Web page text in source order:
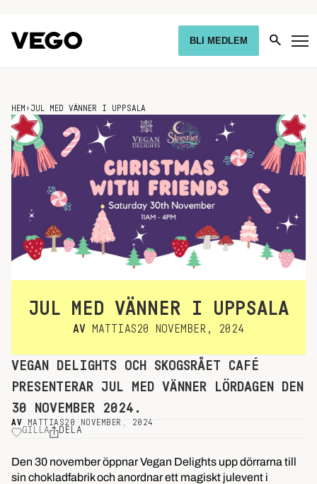
BLI MEDLEM
HEM › JUL MED VÄNNER I UPPSALA
JUL MED VÄNNER I UPPSALA
AV MATTIAS20 NOVEMBER, 2024
VEGAN DELIGHTS OCH SKOGSRÅET CAFÉ
PRESENTERAR JUL MED VÄNNER LÖRDAGEN DEN
30 NOVEMBER 2024.
AV MATTIAS20 NOVEMBER, 2024
GILLA DELA
Den 30 november öppnar Vegan Delights upp dörrarna till
sin chokladfabrik och anordnar ett magiskt julevent i